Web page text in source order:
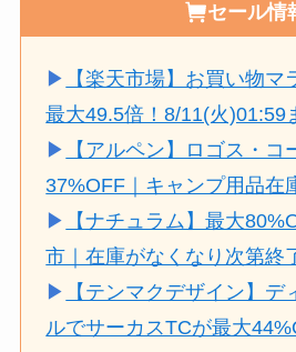
セール情
▶
【楽天市場】お買い物マ
最大49.5倍！8/11(火)01:59
▶
【アルペン】ロゴス・コ
37%OFF｜キャンプ用品在
▶
【ナチュラム】最大
市｜在庫がなくなり次第終
▶
【テンマクデザイン】
ルでサーカスTCが最大